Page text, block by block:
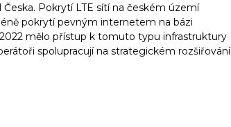
Pokrytí LTE sítí na českém území
pokrytí pevným internetem na bázi
mělo přístup k tomuto typu infrastruktury
spolupracují na strategickém rozšiřování